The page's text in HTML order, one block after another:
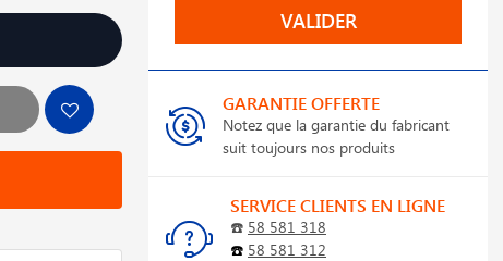
VALIDER
GARANTIE OFFERTE
Notez que la garantie du fabricant
suit toujours nos produits
SERVICE CLIENTS EN LIGNE
☎️ 58 581 318
☎️ 58 581 312